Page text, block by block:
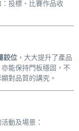
投標、比賽作品收
鉸位 ，大大提升了產品
能保持門板穩固，不
對品質的講究。
動及場景：